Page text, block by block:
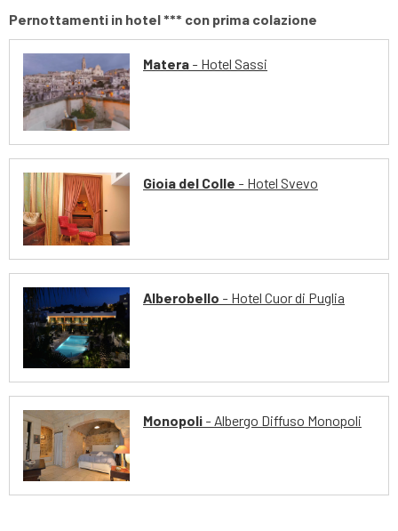
Pernottamenti in hotel *** con prima colazione
Matera - Hotel Sassi
Gioia del Colle - Hotel Svevo
Alberobello - Hotel Cuor di Puglia
Monopoli - Albergo Diffuso Monopoli